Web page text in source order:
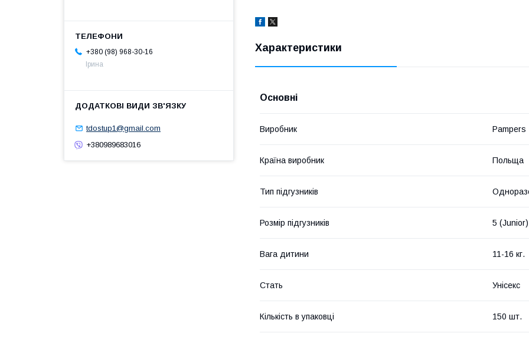
Характеристики
Основні
Виробник Pampers
Країна виробник Польща
Тип підгузників
Розмір підгузників 5 (Junior)
Вага дитини 11-16 кг.
Стать Унісекс
Кількість в упаковці 150 шт.
+380 (98) 968-30-16
Ірина
tdostup1@gmail.com
+380989683016